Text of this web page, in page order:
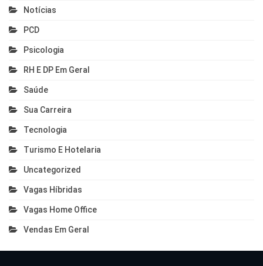
Notícias
PCD
Psicologia
RH E DP Em Geral
Saúde
Sua Carreira
Tecnologia
Turismo E Hotelaria
Uncategorized
Vagas Híbridas
Vagas Home Office
Vendas Em Geral